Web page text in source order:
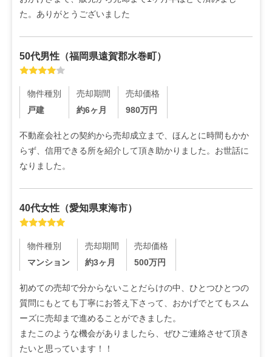
た。ありがとうございました
50代男性 （福岡県遠賀郡水巻町）
物件種別
戸建
売却期間
約6ヶ月
売却価格
980万円
不動産会社との契約から売却成立まで、ほんとに時間もかか
らず、信用できる所を紹介して頂き助かりました。お世話に
なりました。
40代女性 （愛知県東海市）
物件種別
マンション
売却期間
約3ヶ月
売却価格
500万円
初めての売却で分からないことだらけの中、ひとつひとつの
質問にもとても丁寧にお答え下さって、おかげでとてもスム
ーズに売却まで進めることができました。
またこのような機会がありましたら、ぜひご連絡させて頂き
たいと思っています！！